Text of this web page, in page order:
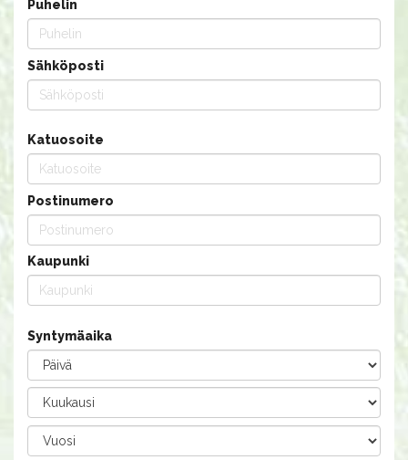
Puhelin
Sähköposti
Katuosoite
Postinumero
Kaupunki
Syntymäaika